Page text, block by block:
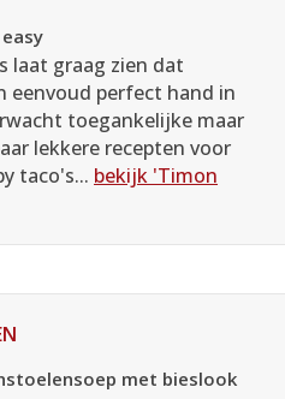
laat graag zien dat
eenvoud perfect hand in
toegankelijke maar
lekkere recepten voor
taco's... bekijk 'Timon
met bieslook